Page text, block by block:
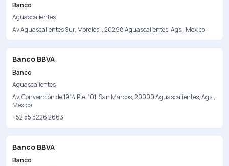
Banco
Aguascalientes
Av Aguascalientes Sur, Morelos I, 20298 Aguascalientes, Ags., Mexico
Banco BBVA
Banco
Aguascalientes
Av. Convención de 1914 Pte. 101, San Marcos, 20000 Aguascalientes, Ags.,
Mexico
+52 55 5226 2663
Banco BBVA
Banco